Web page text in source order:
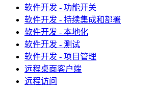
软件开发 - 功能开关
软件开发 - 持续集成和部署
软件开发 - 本地化
软件开发 - 测试
软件开发 - 项目管理
远程桌面客户端
远程访问